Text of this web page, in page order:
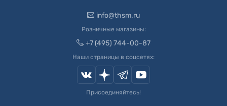
info@thsm.ru
Розничные магазины:
+7 (495) 744-00-87
Наши страницы в соцсетях:
Присоединяйтесь!